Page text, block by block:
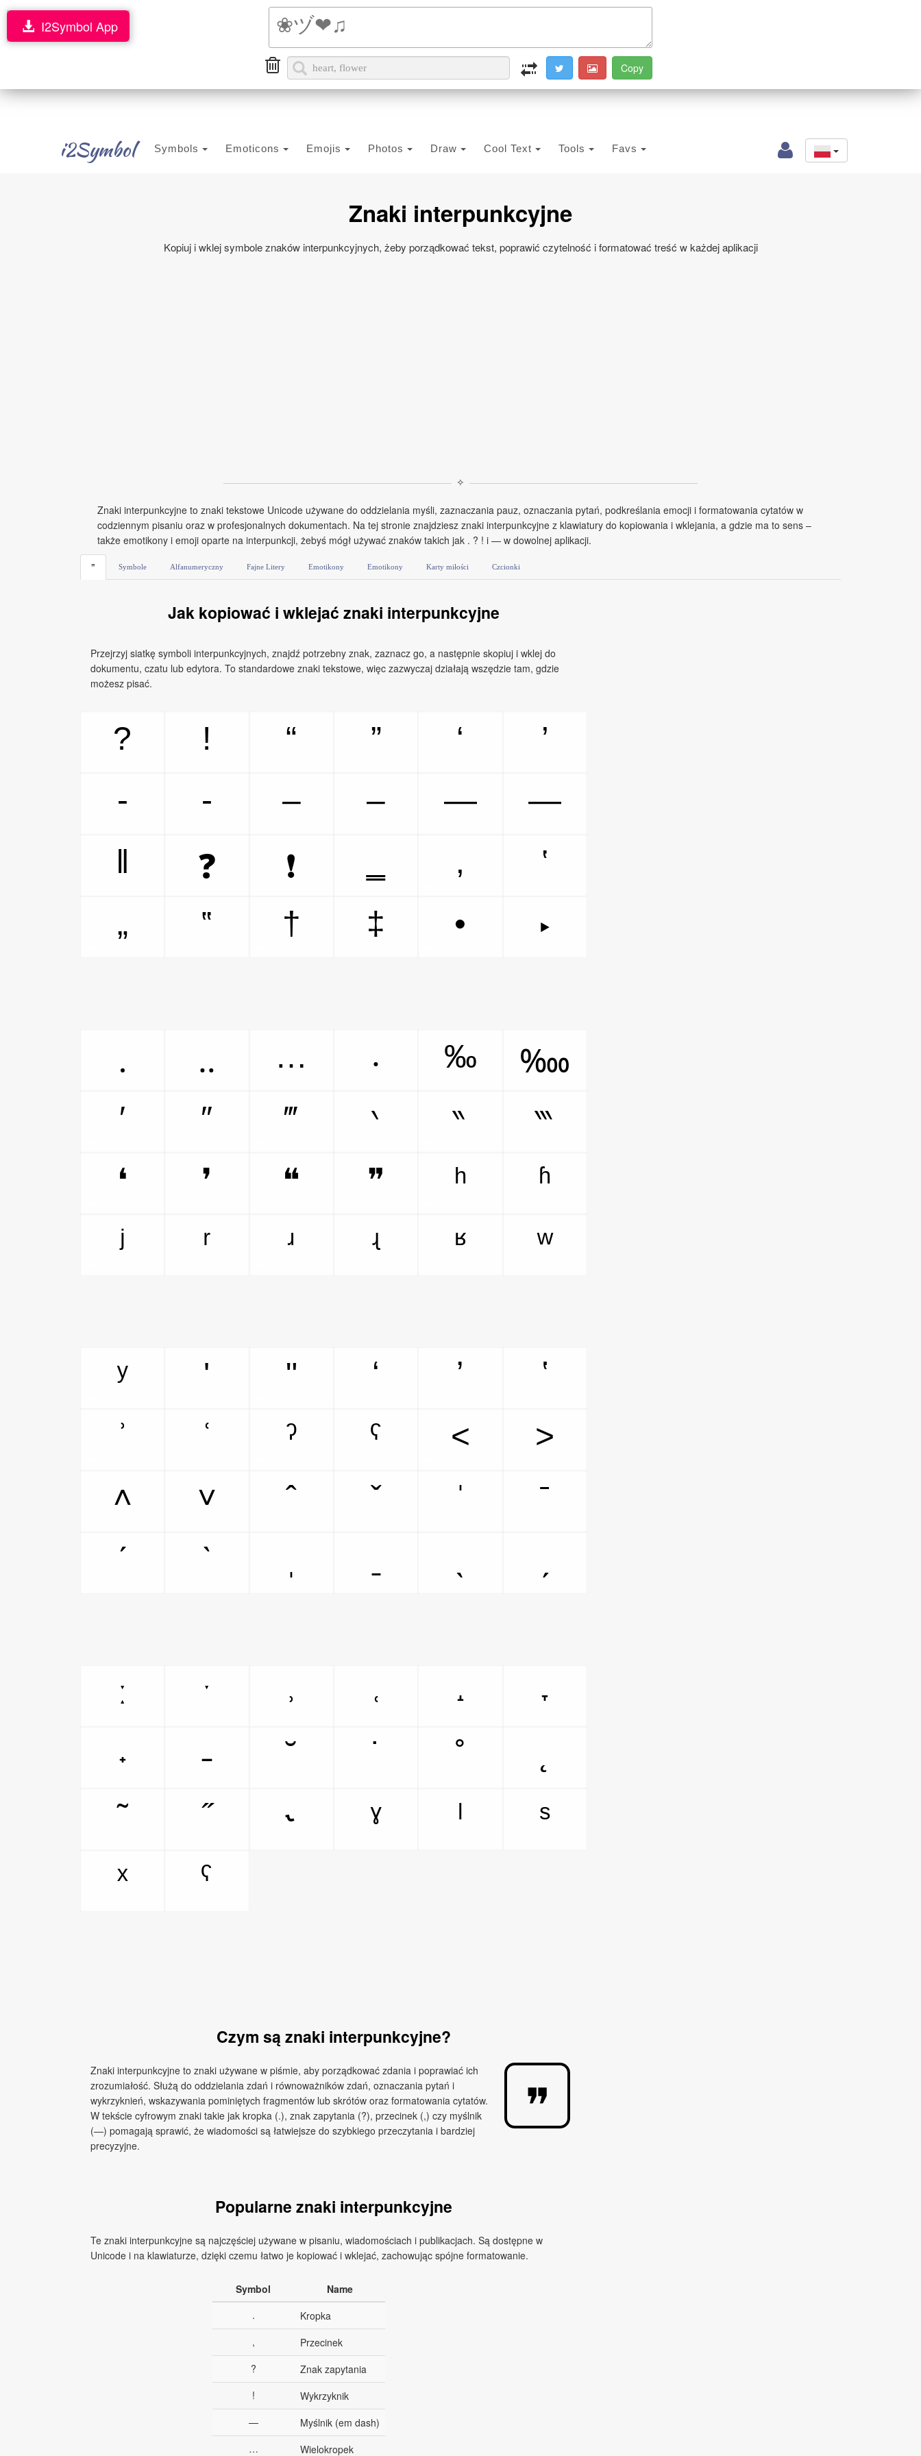
i2Symbol Symbols Emoticons Emojis Photos Draw Cool Text Tools Favs
I2Symbol App
Znaki interpunkcyjne
Kopiuj i wklej symbole znaków interpunkcyjnych, żeby porządkować tekst, poprawić czytelność i formatować treść w każdej aplikacji
✧
Znaki interpunkcyjne to znaki tekstowe Unicode używane do oddzielania myśli, zaznaczania pauz, oznaczania pytań, podkreślania emocji i formatowania cytatów w
codziennym pisaniu oraz w profesjonalnych dokumentach. Na tej stronie znajdziesz znaki interpunkcyjne z klawiatury do kopiowania i wklejania, a gdzie ma to sens –
także emotikony i emoji oparte na interpunkcji, żebyś mógł używać znaków takich jak . ? ! i — w dowolnej aplikacji.
❞ Symbole Alfanumeryczny Fajne Litery Emotikony Emotikony Karty miłości Czcionki
Jak kopiować i wklejać znaki interpunkcyjne
Przejrzyj siatkę symboli interpunkcyjnych, znajdź potrzebny znak, zaznacz go, a następnie skopiuj i wklej do
dokumentu, czatu lub edytora. To standardowe znaki tekstowe, więc zazwyczaj działają wszędzie tam, gdzie
możesz pisać.
? ! “ ” ‘
’
‐
‑ ‒ – —
―
‖
❓ ❗ ‚
‛
„
‟ † ‡ • ‣
․ ‥ … ‧ ‰
‱
′
″ ‴ ‵ ‶
‷
❛
❜ ❝ ❞ ʰ
ʱ
ʲ
ʳ ʴ ʵ ʶ ʷ
ʸ ʹ ʺ ʻ ʼ
ʽ
ʾ
ʿ ˀ ˁ ˂
˃
˄
˅ ˆ ˇ ˈ
ˉ
ˊ
ˋ
ː ˑ ˒ ˓ ˔
˕
˖
˗ ˘ ˙ ˚
˜
˝ ˞ ˠ ˡ
ˢ
ˣ
ˤ
Czym są znaki interpunkcyjne?
Znaki interpunkcyjne to znaki używane w piśmie, aby porządkować zdania i poprawiać ich
zrozumiałość. Służą do oddzielania zdań i równoważników zdań, oznaczania pytań i
wykrzyknień, wskazywania pominiętych fragmentów lub skrótów oraz formatowania cytatów.
W tekście cyfrowym znaki takie jak kropka (.), znak zapytania (?), przecinek (,) czy myślnik
(—) pomagają sprawić, że wiadomości są łatwiejsze do szybkiego przeczytania i bardziej
precyzyjne.
Popularne znaki interpunkcyjne
Te znaki interpunkcyjne są najczęściej używane w pisaniu, wiadomościach i publikacjach. Są dostępne w
Unicode i na klawiaturze, dzięki czemu łatwo je kopiować i wklejać, zachowując spójne formatowanie.
Symbol
Name
.
Kropka
,
Przecinek
?
Znak zapytania
!
Wykrzyknik
—
Myślnik (em dash)
…
Wielokropek